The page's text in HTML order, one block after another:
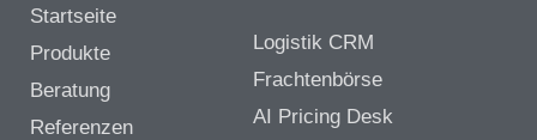
Startseite
Produkte
Beratung
Referenzen
Logistik CRM
Frachtenbörse
AI Pricing Desk